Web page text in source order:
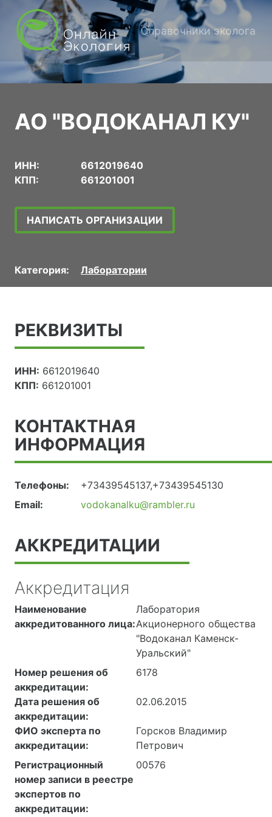
Справочники эколога
АО "ВОДОКАНАЛ КУ"
ИНН:
6612019640
КПП:
661201001
НАПИСАТЬ ОРГАНИЗАЦИИ
Категория: Лаборатории
РЕКВИЗИТЫ
ИНН: 6612019640
КПП: 661201001
КОНТАКТНАЯ
ИНФОРМАЦИЯ
Телефоны:
+73439545137,+73439545130
Email:
vodokanalku@rambler.ru
АККРЕДИТАЦИИ
Аккредитация
Наименование
аккредитованного лица:
Лаборатория
Акционерного общества
"Водоканал Каменск-
Уральский"
Номер решения об
аккредитации:
6178
Дата решения об
аккредитации:
02.06.2015
ФИО эксперта по
аккредитации:
Горсков Владимир
Петрович
Регистрационный
номер записи в реестре
экспертов по
аккредитации:
00576